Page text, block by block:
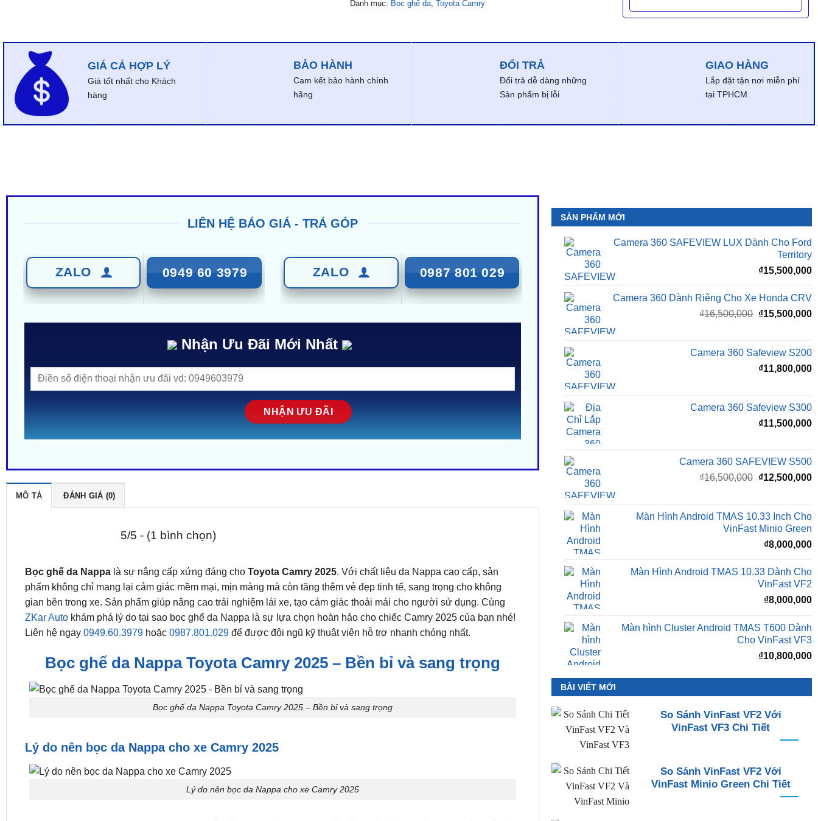
Danh mục: Bọc ghế da, Toyota Camry
GIÁ CẢ HỢP LÝ
Giá tốt nhất cho Khách
hàng
BẢO HÀNH
Cam kết bảo hành chính
hãng
ĐỔI TRẢ
Đổi trả dễ dàng những
Sản phẩm bị lỗi
GIAO HÀNG
Lắp đặt tận nơi miễn phí
tại TPHCM
LIÊN HỆ BÁO GIÁ - TRẢ GÓP
ZALO 0949 60 3979 ZALO 0987 801 029
Nhận Ưu Đãi Mới Nhất
MÔ TẢ ĐÁNH GIÁ (0)
5/5 - (1 bình chọn)
Bọc ghế da Nappalà sự nâng cấp xứng đáng cho Toyota Camry 2025. Với chất liệu da Nappa cao cấp, sản
phẩm không chỉ mang lại cảm giác mềm mại, mịn màng mà còn tăng thêm vẻ đẹp tinh tế, sang trọng cho không
gian bên trong xe. Sản phẩm giúp nâng cao trải nghiệm lái xe, tạo cảm giác thoải mái cho người sử dụng. Cùng
ZKar Autokhám phá lý do tại sao bọc ghế da Nappa là sự lựa chọn hoàn hảo cho chiếc Camry 2025 của bạn nhé!
Liên hệ ngay 0949.60.3979hoặc 0987.801.029để được đội ngũ kỹ thuật viên hỗ trợ nhanh chóng nhất.
Bọc ghế da Nappa Toyota Camry 2025 – Bền bỉ và sang trọng
Bọc ghế da Nappa Toyota Camry 2025 – Bền bỉ và sang trọng
Lý do nên bọc da Nappa cho xe Camry 2025
Lý do nên bọc da Nappa cho xe Camry 2025
SẢN PHẨM MỚI
Camera 360 SAFEVIEW LUX Dành Cho Ford
Territory
₫15,500,000
Camera 360 Dành Riêng Cho Xe Honda CRV
₫16,500,000 Giá
₫16,500,000.
₫15,500,000
Camera 360 Safeview S200
₫11,800,000
Camera 360 Safeview S300
₫11,500,000
Camera 360 SAFEVIEW S500
₫16,500,000 Giá
₫16,500,000.
₫12,500,000
Màn Hình Android TMAS 10.33 Inch Cho
VinFast Minio Green
₫8,000,000
Màn Hình Android TMAS 10.33 Dành Cho
VinFast VF2
₫8,000,000
Màn hình Cluster Android TMAS T600 Dành
Cho VinFast VF3
₫10,800,000
BÀI VIẾT MỚI
So Sánh VinFast VF2 Với
VinFast VF3 Chi Tiết
So Sánh VinFast VF2 Với
VinFast Minio Green Chi Tiết